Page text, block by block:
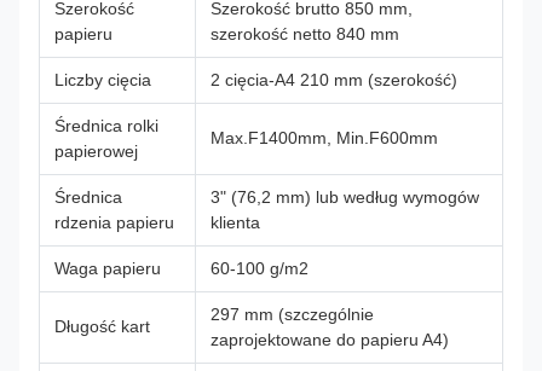
Szerokość
papieru
Szerokość brutto 850 mm,
szerokość netto 840 mm
Liczby cięcia 2 cięcia-A4 210 mm (szerokość)
Średnica rolki
papierowej
Max.F1400mm, Min.F600mm
Średnica
rdzenia papieru
3" (76,2 mm) lub według wymogów
klienta
Waga papieru 60-100 g/m2
Długość kart
297 mm (szczególnie
zaprojektowane do papieru A4)